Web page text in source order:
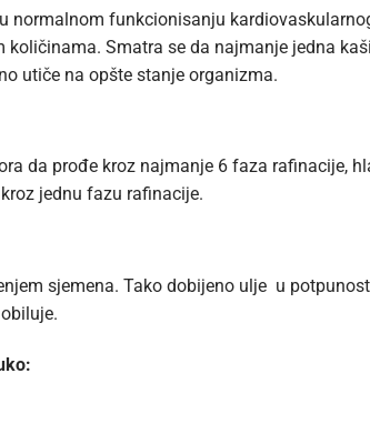
normalnom funkcionisanju
Smatra se da najmanje jedna
utiče na opšte stanje organizma.
da prođe kroz najmanje 6 faza rafinacije,
jednu fazu rafinacije.
sjemena. Tako dobijeno ulje u